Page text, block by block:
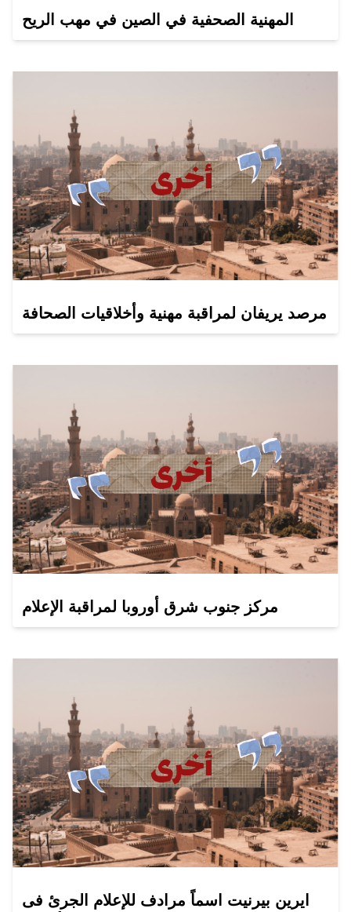
المهنية الصحفية في الصين في مهب الريح
مرصد يريفان لمراقبة مهنية وأخلاقيات الصحافة
مركز جنوب شرق أوروبا لمراقبة الإعلام
ايرين بيرنيت اسماً مرادف للإعلام الجرئ فى